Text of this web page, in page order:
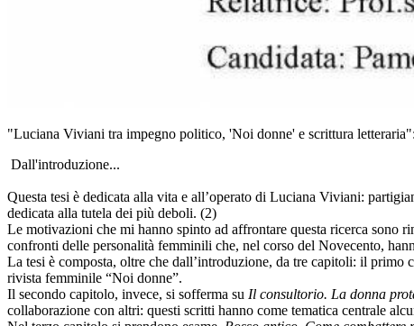
"Luciana Viviani tra impegno politico, 'Noi donne' e scrittura
Dall'introduzione...
Questa tesi è dedicata alla vita e all’operato di Luciana Viviani:
dedicata alla tutela dei più deboli. (2)
Le motivazioni che mi hanno spinto ad affrontare questa ricerca sono
confronti delle personalità femminili che, nel corso del Novecento,
La tesi è composta, oltre che dall’introduzione, da tre capitoli: il
rivista femminile “Noi donne”.
Il secondo capitolo, invece, si sofferma su Il consultorio. La donna
collaborazione con altri: questi scritti hanno come tematica centrale